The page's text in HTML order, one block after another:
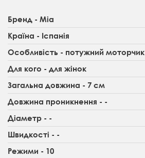
Бренд - Mia
Країна - Іспанія
Особливість - потужний моторчик
Для кого - для жінок
Загальна довжина - 7 см
Довжина проникнення - -
Діаметр - -
Швидкості - -
Режими - 10